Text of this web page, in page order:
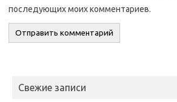
последующих моих комментариев.
Свежие записи